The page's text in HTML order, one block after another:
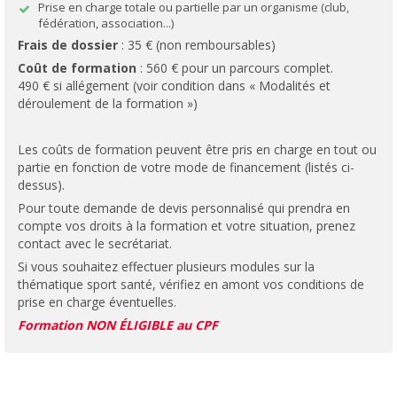
Prise en charge totale ou partielle par un organisme (club,
fédération, association...)
Frais de dossier : 35 € (non remboursables)
Coût de formation : 560 € pour un parcours complet.
490 € si allégement (voir condition dans « Modalités et
déroulement de la formation »)
Les coûts de formation peuvent être pris en charge en tout ou
partie en fonction de votre mode de financement (listés ci-
dessus).
Pour toute demande de devis personnalisé qui prendra en
compte vos droits à la formation et votre situation, prenez
contact avec le secrétariat.
Si vous souhaitez effectuer plusieurs modules sur la
thématique sport santé, vérifiez en amont vos conditions de
prise en charge éventuelles.
Formation NON ÉLIGIBLE au CPF